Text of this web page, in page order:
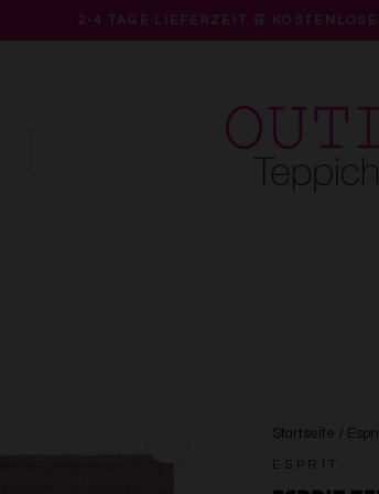
2-4 TAGE LIEFERZEIT 🛒
Startseite /
ESPRIT